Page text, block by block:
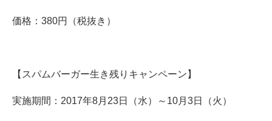
価格：380円（税抜き）
【スパムバーガー生き残りキャンペーン】
実施期間：2017年8月23日（水）～10月3日（火）